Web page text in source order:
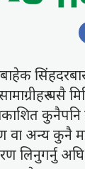
बाहेक
यसै
कुनैपनि
वा अन्य कुनै
लिनुगर्नु